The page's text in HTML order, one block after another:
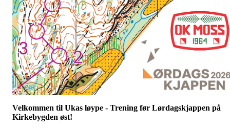
Velkommen til Ukas løype - Trening før Lørdagskjappen på
Kirkebygden øst!